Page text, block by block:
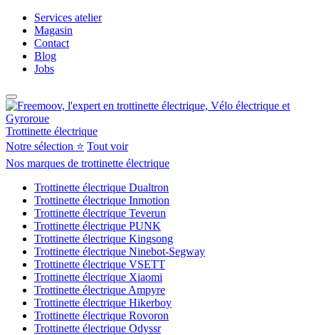
Services atelier
Magasin
Contact
Blog
Jobs
Trottinette électrique
Notre sélection ⭐ Tout voir
Nos marques de trottinette électrique
Trottinette électrique Dualtron
Trottinette électrique Inmotion
Trottinette électrique Teverun
Trottinette électrique PUNK
Trottinette électrique Kingsong
Trottinette électrique Ninebot-Segway
Trottinette électrique VSETT
Trottinette électrique Xiaomi
Trottinette électrique Ampyre
Trottinette électrique Hikerboy
Trottinette électrique Rovoron
Trottinette électrique Odyssr